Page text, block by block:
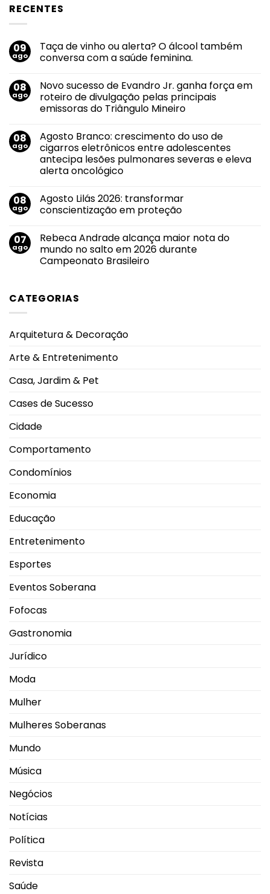
RECENTES
09
ago
Taça de vinho ou alerta? O álcool também
conversa com a saúde feminina.
em
Taça
de
vinho
O
álcool
também
conversa
com
a
08
ago
Novo sucesso de Evandro Jr. ganha força em
roteiro de divulgação pelas principais
emissoras do Triângulo Mineiro
em
Novo
sucesso
de
Evandro
Jr.
em
roteiro
de
principais
emissoras
do
Triângulo
08
ago
Agosto Branco: crescimento do uso de
cigarros eletrônicos entre adolescentes
antecipa lesões pulmonares severas e eleva
alerta oncológico
em
Agosto
Branco:
uso
de
cigarros
eletrônicos
pulmonares
alerta
oncológico
08
ago
Agosto Lilás 2026: transformar
conscientização em proteção
em
Agosto
Lilás
2026:
transformar
07
ago
Rebeca Andrade alcança maior nota do
mundo no salto em 2026 durante
Campeonato Brasileiro
Rebeca
Andrade
do
salto
durante
Brasileiro
CATEGORIAS
Arquitetura & Decoração
Arte & Entretenimento
Casa, Jardim & Pet
Cases de Sucesso
Cidade
Comportamento
Condomínios
Economia
Educação
Entretenimento
Esportes
Eventos Soberana
Fofocas
Gastronomia
Jurídico
Moda
Mulher
Mulheres Soberanas
Mundo
Música
Negócios
Notícias
Política
Revista
Saúde